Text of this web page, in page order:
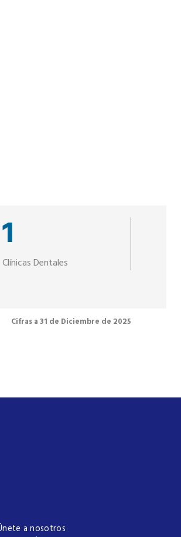
1
Clínicas Dentales
Cifras a 31 de Diciembre de 2025
a nosotros